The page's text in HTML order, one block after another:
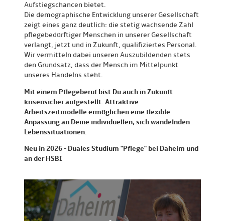
Aufstiegschancen bietet.
Die demographische Entwicklung unserer Gesellschaft
zeigt eines ganz deutlich: die stetig wachsende Zahl
pflegebedürftiger Menschen in unserer Gesellschaft
verlangt, jetzt und in Zukunft, qualifiziertes Personal.
Wir vermitteln dabei unseren Auszubildenden stets
den Grundsatz, dass der Mensch im Mittelpunkt
unseres Handelns steht.
Mit einem Pflegeberuf bist Du auch in Zukunft
krisensicher aufgestellt. Attraktive
Arbeitszeitmodelle ermöglichen eine flexible
Anpassung an Deine individuellen, sich wandelnden
Lebenssituationen.
Neu in 2026 - Duales Studium "Pflege" bei Daheim und
an der HSBI